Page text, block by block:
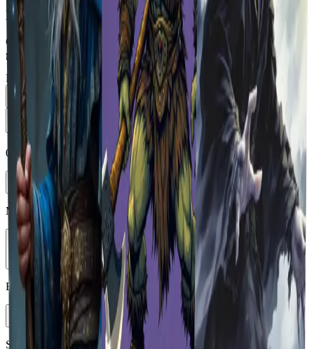
Noch kein Bild erzeugt
Geben Sie eine Eingabeaufforderung ein und klicken Sie auf "Bild
generieren", um Ihre Grafik zu erstellen.
Prompt
0 5000
Enhance
Modell auswählen
Vheer Quality
Bildseitenverhältnis
Styles